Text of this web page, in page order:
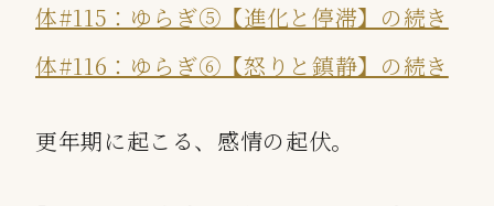
体#115：ゆらぎ⑤【進化と停滞】の続き
体#116：ゆらぎ⑥【怒りと鎮静】の続き
更年期に起こる、感情の起伏。